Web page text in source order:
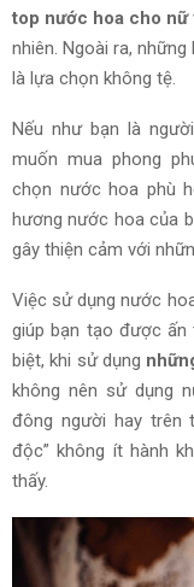
top nước hoa cho nữ
nhiên. Ngoài ra, những
là lựa chọn không tệ.
Nếu như bạn là
muốn mua phong
chọn nước hoa phù
hương nước hoa của
gây thiện cảm với
Việc sử dụng nước
giúp bạn tạo được
biệt, khi sử dụng
không nên sử dụng
đông người hay trên
độc” không ít hành
thấy.